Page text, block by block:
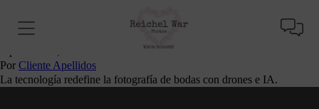
Revolucionando la Fotografía de Bodas
Por Cliente Apellidos
La tecnología redefine la fotografía de bodas con drones e IA.